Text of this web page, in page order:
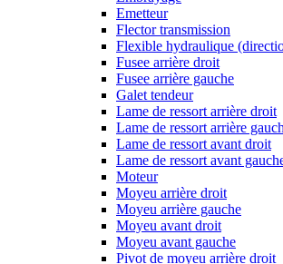
Emetteur
Flector transmission
Flexible hydraulique
Fusee arrière droit
Fusee arrière gauche
Galet tendeur
Lame de ressort arrière droit
Lame de ressort arrière
Lame de ressort avant droit
Lame de ressort avant
Moteur
Moyeu arrière droit
Moyeu arrière gauche
Moyeu avant droit
Moyeu avant gauche
Pivot de moyeu arrière droit